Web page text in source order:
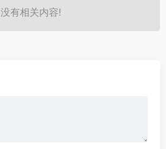
没有相关内容!